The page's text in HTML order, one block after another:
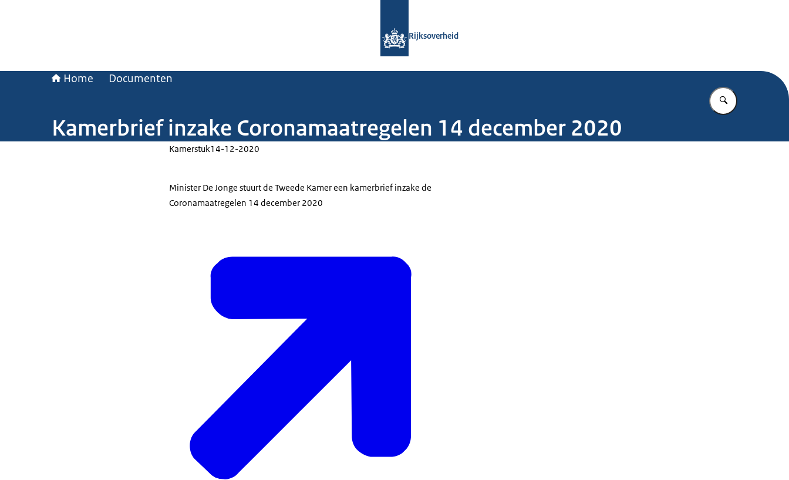
Rijksoverheid
Home Documenten
Vul in wat u
Kamerbrief inzake Coronamaatregelen 14 december 2020
Kamerstuk14-12-2020
Minister De Jonge stuurt de Tweede Kamer een kamerbrief inzake de
Coronamaatregelen 14 december 2020